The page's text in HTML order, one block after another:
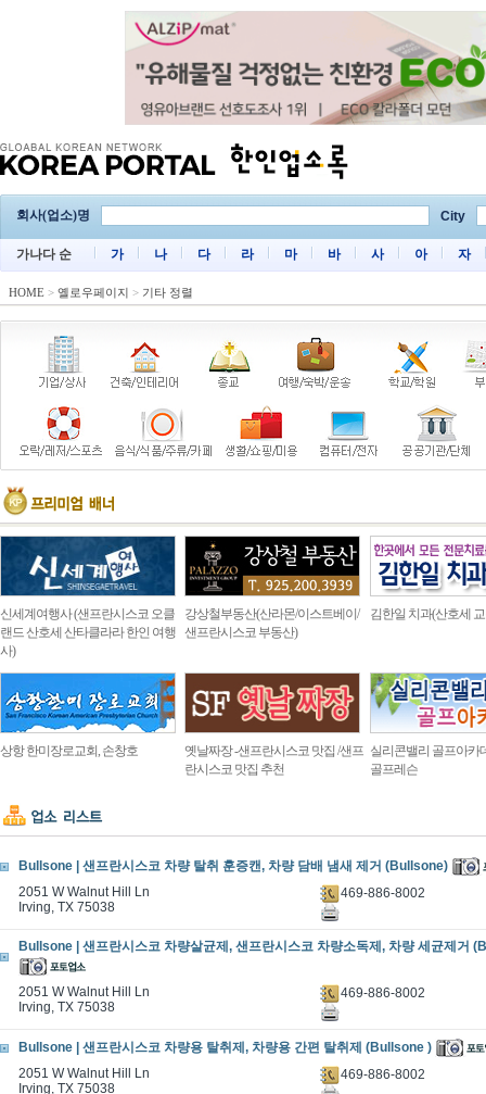
회사(업소)명 City
가나다 순 가 나 다 라 마 바 사 아 자
HOME > 옐로우페이지 > 기타 정렬
신세계여행사 (샌프란시스코 오클
랜드 산호세 산타클라라 한인 여행
사)
강상철부동산(산라몬/이스트베이/
샌프란시스코 부동산)
김한일 치과(산호세
상항 한미장로교회, 손창호
옛날짜장 -샌프란시스코 맛집 /샌프
란시스코 맛집 추천
실리콘밸리 골프아카
골프레슨
Bullsone | 샌프란시스코 차량 탈취 훈증캔, 차량 담배 냄새 제거 (Bullsone)
2051 W Walnut Hill Ln
Irving, TX 75038
469-886-8002
Bullsone | 샌프란시스코 차량살균제, 샌프란시스코 차량소독제, 차량 세균제거
2051 W Walnut Hill Ln
Irving, TX 75038
469-886-8002
Bullsone | 샌프란시스코 차량용 탈취제, 차량용 간편 탈취제 (Bullsone )
2051 W Walnut Hill Ln
Irving, TX 75038
469-886-8002